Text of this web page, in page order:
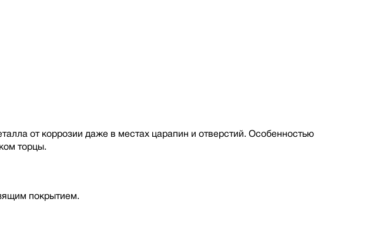
от коррозии даже в местах царапин и отверстий. Особенностью
торцы.
покрытием.